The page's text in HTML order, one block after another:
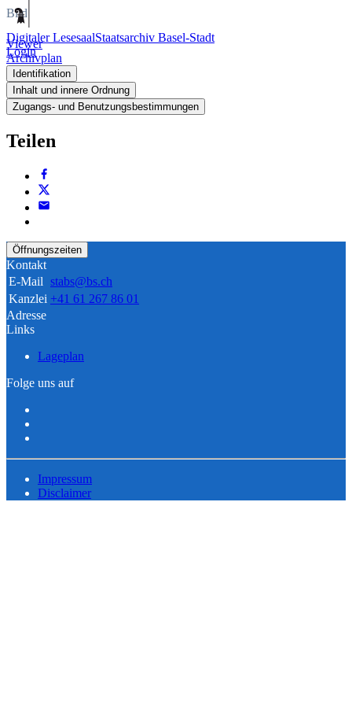
Digitaler LesesaalStaatsarchiv Basel-Stadt
Login
Bild
Viewer
Archivplan
Identifikation
Inhalt und innere Ordnung
Zugangs- und Benutzungsbestimmungen
Teilen
Öffnungszeiten
Kontakt
E-Mail stabs@bs.ch
Kanzlei +41 61 267 86 01
Adresse
Links
Lageplan
Folge uns auf
Impressum
Disclaimer